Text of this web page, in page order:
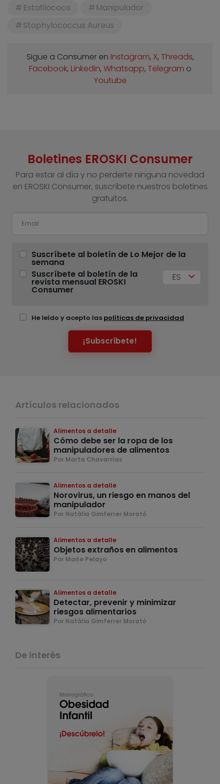
Estafilococo
Manipulador
Staphylococcus Aureus
Sigue a Consumer en Instagram, X, Threads,
Facebook, Linkedin, Whatsapp, Telegram o
Youtube
Boletines EROSKI Consumer
Para estar al día y no perderte ninguna novedad
en EROSKI Consumer, suscríbete nuestros boletines
gratuitos.
Suscríbete al boletín de Lo Mejor de la
semana
Suscríbete al boletín de la
revista mensual EROSKI
Consumer
ES
He leído y acepto las políticas de privacidad
¡Subscríbete!
Artículos relacionados
Alimentos a detalle
Cómo debe ser la ropa de los
manipuladores de alimentos
Por Marta Chavarrías
Alimentos a detalle
Norovirus, un riesgo en manos del
manipulador
Por Natàlia Gimferrer Morató
Alimentos a detalle
Objetos extraños en alimentos
Por Maite Pelayo
Alimentos a detalle
Detectar, prevenir y minimizar
riesgos alimentarios
Por Natàlia Gimferrer Morató
De interés